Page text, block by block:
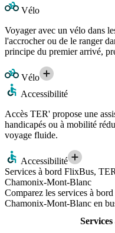
Vélo
Voyager avec un vélo dans
l'accrocher ou de le ranger
principe du premier arrivé,
Vélo
Accessibilité
Accès TER' propose une
handicapés ou à mobilité
voyage fluide.
Accessibilité
Services à bord FlixBus,
Chamonix-Mont-Blanc
Comparez les services à
Chamonix-Mont-Blanc en